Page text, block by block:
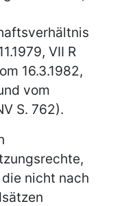
VII R
16.3.1982,
vom
S. 762).
nicht nach